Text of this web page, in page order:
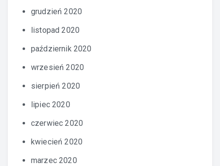
grudzień 2020
listopad 2020
październik 2020
wrzesień 2020
sierpień 2020
lipiec 2020
czerwiec 2020
kwiecień 2020
marzec 2020